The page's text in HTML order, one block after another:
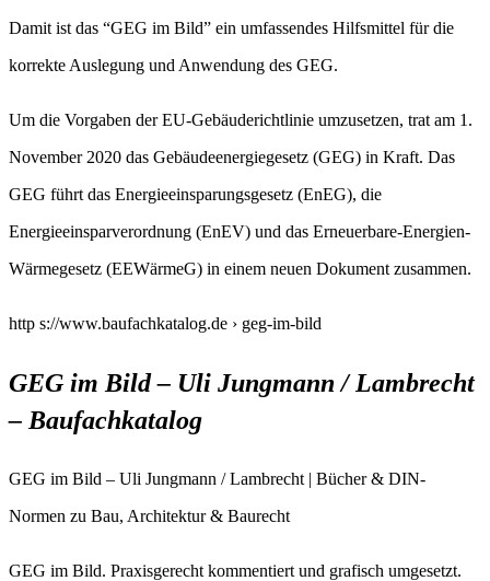
Damit ist das “GEG im Bild” ein umfassendes Hilfsmittel für die
korrekte Auslegung und Anwendung des GEG.
Um die Vorgaben der EU-Gebäuderichtlinie umzusetzen, trat am 1.
November 2020 das Gebäudeenergiegesetz (GEG) in Kraft. Das
GEG führt das Energieeinsparungsgesetz (EnEG), die
Energieeinsparverordnung (EnEV) und das Erneuerbare-Energien-
Wärmegesetz (EEWärmeG) in einem neuen Dokument zusammen.
http s://www.baufachkatalog.de › geg-im-bild
GEG im Bild – Uli Jungmann / Lambrecht
– Baufachkatalog
GEG im Bild – Uli Jungmann / Lambrecht | Bücher & DIN-
Normen zu Bau, Architektur & Baurecht
GEG im Bild. Praxisgerecht kommentiert und grafisch umgesetzt.